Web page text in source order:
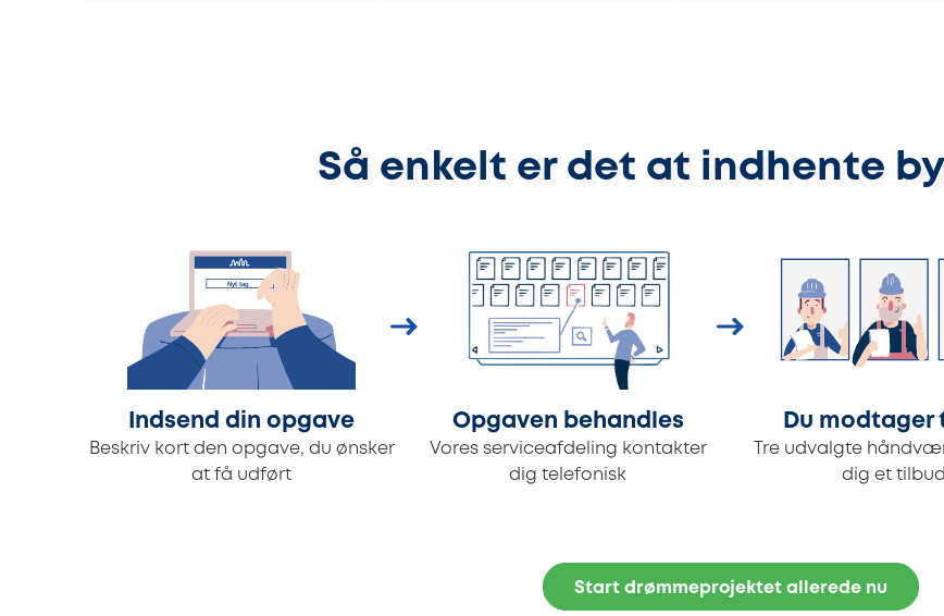
Så enkelt er det at indhente
Indsend din opgave
Beskriv kort den opgave, du ønsker
at få udført
Opgaven behandles
Vores serviceafdeling kontakter
dig telefonisk
Du modtager
Tre udvalgte
dig et tilbud
Start drømmeprojektet allerede nu